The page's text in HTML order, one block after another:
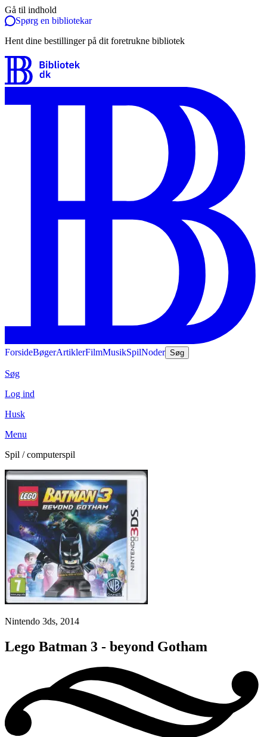
Gå til indhold
Spørg en bibliotekar
Hent dine bestillinger på dit foretrukne bibliotek
ForsideBøgerArtiklerFilmMusikSpilNoder Søg
Søg
Log ind
Husk
Menu
Spil / computerspil
Nintendo 3ds, 2014
Lego Batman 3 - beyond Gotham